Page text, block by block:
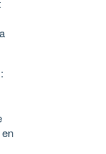
: